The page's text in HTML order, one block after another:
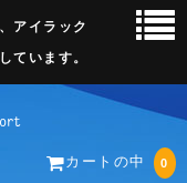
アイラック
ています。
カートの中 0